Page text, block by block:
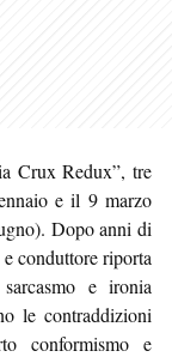
Crux Redux”, tre
e il 9 marzo
Dopo anni di
conduttore riporta
e ironia
le contraddizioni
conformismo e